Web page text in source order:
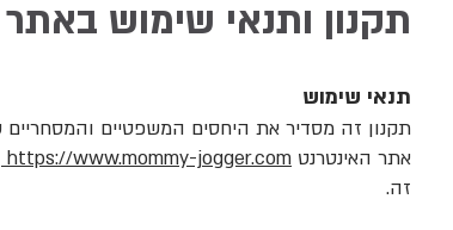
תקנון ותנאי שימוש באתר
תנאי שימוש
אתר האינטרנט https://www.mommy-jogger.com
זה.